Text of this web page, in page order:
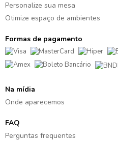
Personalize sua mesa
Otimize espaço de ambientes
Formas de pagamento
Na mídia
Onde aparecemos
FAQ
Perguntas frequentes